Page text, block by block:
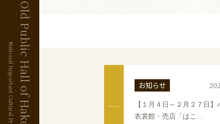
National Important Cultural Property お知らせ
【１月４日～２月２７日】
衣裳館・売店「はこ…